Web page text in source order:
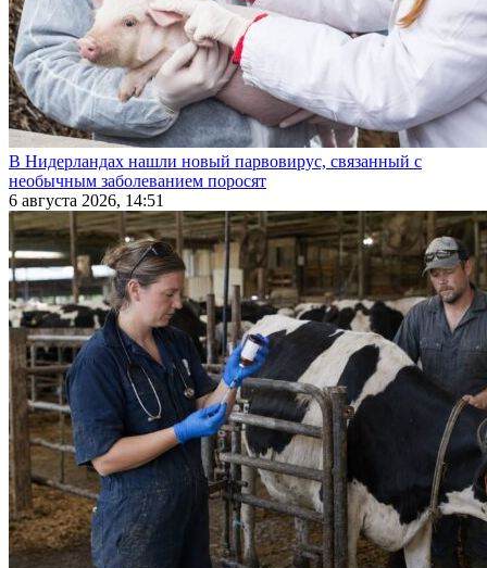
В Нидерландах нашли новый парвовирус, связанный с
необычным заболеванием поросят
6 августа 2026, 14:51